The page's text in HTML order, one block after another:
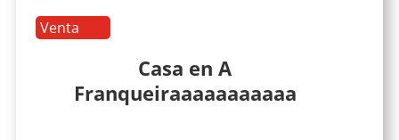
Venta
Casa en A
Franqueiraaaaaaaaaaa